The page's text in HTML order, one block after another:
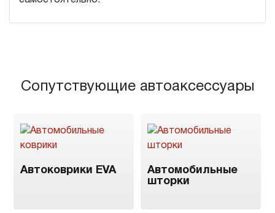
Сопутствующие автоаксессуары
Автоковрики EVA
Автомобильные
шторки